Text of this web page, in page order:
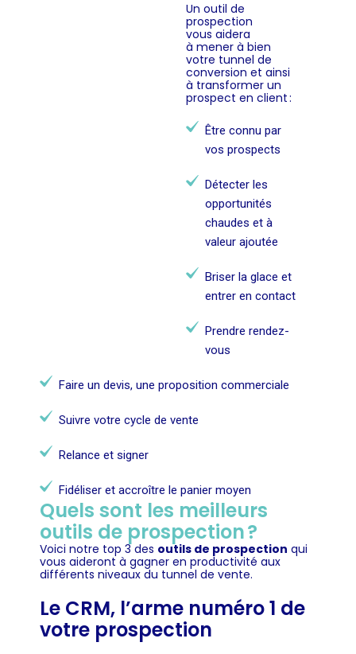
Un outil de
prospection
vous aidera
à mener à bien
votre tunnel de
conversion et ainsi
à transformer un
prospect en client :
Être connu par
vos prospects
Détecter les
opportunités
chaudes et à
valeur ajoutée
Briser la glace et
entrer en contact
Prendre rendez-
vous
Faire un devis, une proposition commerciale
Suivre votre cycle de vente
Relance et signer
Fidéliser et accroître le panier moyen
Quels sont les meilleurs
outils de prospection ?
Voici notre top 3 des outils de prospection qui
vous aideront à gagner en productivité aux
différents niveaux du tunnel de vente.
Le CRM, l’arme numéro 1 de
votre prospection